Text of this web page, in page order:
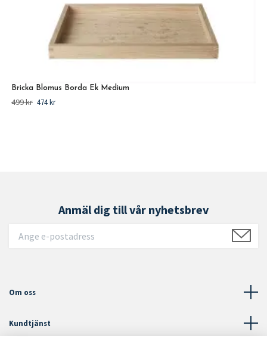
Bricka Blomus Borda Ek Medium
499 kr 474 kr
Anmäl dig till vår nyhetsbrev
Om oss
Kundtjänst